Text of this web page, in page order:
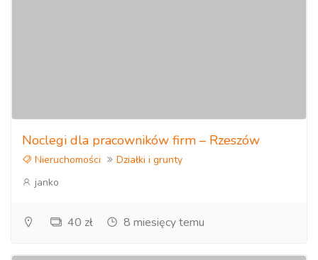
Noclegi dla pracowników firm – Rzeszów
Nieruchomości
Działki i grunty
janko
40 zł 8 miesięcy temu